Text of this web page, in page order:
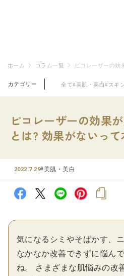
ホーム コラム一覧 ピコレーザーの効
カテゴリー 全て#美肌・美白#スキ
ピコレーザーの効果
とは? 効果がないって
2022.7.29#美肌・美白
気になるシミやそばかす、
なかなか改善できずに悩ん
ね。 さまざまな肌悩みの改